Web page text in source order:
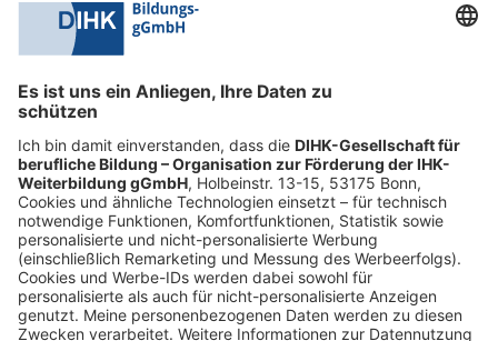
0228 6205 205
Fr.:
09:00-14:00 Uhr
shop@dihk-bildung.shop
Vertrag widerrufen
Zahlungsarten